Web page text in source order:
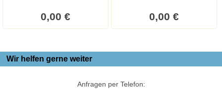
0,00 € 0,00 €
Wir helfen gerne weiter
Anfragen per Telefon: